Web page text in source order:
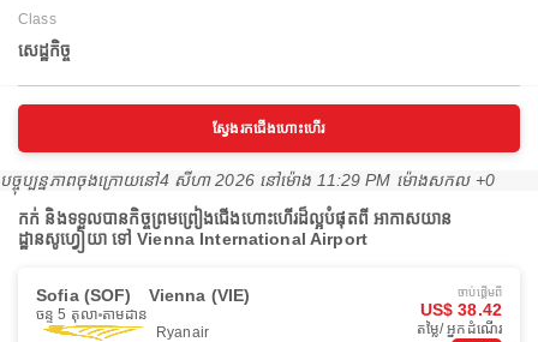
Class
សេដ្ឋកិច្ច
ស្វែងរកជើងហោះហើរ
បច្ចុប្បន្នភាពចុងក្រោយនៅ4 សីហា 2026 នៅ​ម៉ោង 11:29 PM ម៉ោង​សកល +0
កក់ និងទទួលបានកិច្ចព្រមព្រៀងជើងហោះហើរដ៏ល្អបំផុតពី អាកាសយាន
ដ្ឋានសូហ្វៀយា ទៅ Vienna International Airport
Sofia (SOF) Vienna (VIE)
ចន្ទ 5 តុលា តាមដាន
Ryanair
ចាប់ផ្ដើមពី
US$ 38.42
តម្លៃ/ អ្នកដំណើរ